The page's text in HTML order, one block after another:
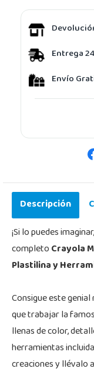
Entrega
Envío
Descripción
¡Si lo puedes
completoCrayola
Plastilina y
Consigue este
que trabajar la
llenas de color,
herramientas
creaciones y llévalo